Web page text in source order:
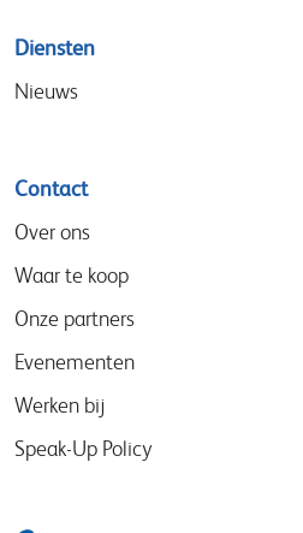
Diensten
Nieuws
Contact
Over ons
Waar te koop
Onze partners
Evenementen
Werken bij
Speak-Up Policy